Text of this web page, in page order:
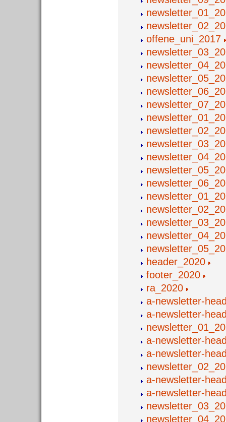
offene_uni_2017
header_2020
footer_2020
ra_2020
a-newsletter-
a-newsletter-
a-newsletter-
a-newsletter-
a-newsletter-
a-newsletter-